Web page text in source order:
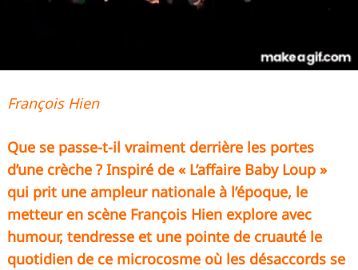
François Hien
Que se passe-t-il vraiment derrière les portes
d’une crèche ? Inspiré de « L’affaire Baby Loup »
qui prit une ampleur nationale à l’époque, le
metteur en scène François Hien explore avec
humour, tendresse et une pointe de cruauté le
quotidien de ce microcosme où les désaccords se